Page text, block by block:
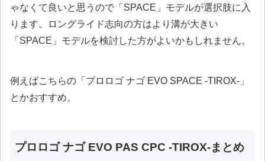
ゃなくて良いと思うので「SPACE」モデルが選択肢に入
ります。ロングライド志向の方はより溝が大きい
「SPACE」モデルを検討した方がよいかもしれません。
例えばこちらの「プロロゴ ナゴ EVO SPACE -TIROX-」
とかおすすめ。
プロロゴ ナゴ EVO PAS CPC -TIROX-まとめ